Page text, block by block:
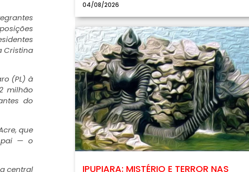
Cristina
(PL) à
milhão
do
que
pai — o
central
04/08/2026
IPUPIARA: MISTÉRIO E TERROR NAS